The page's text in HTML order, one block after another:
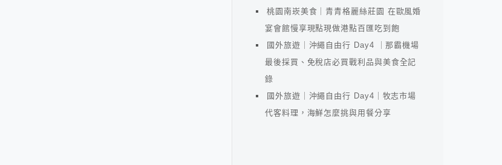
桃園南崁美食｜青青格麗絲莊園 在歐風婚
宴會館慢享現點現做港點百匯吃到飽
國外旅遊｜沖繩自由行 Day4 ｜那霸機場
最後採買、免稅店必買戰利品與美食全記
錄
國外旅遊｜沖繩自由行 Day4｜牧志市場
代客料理，海鮮怎麼挑與用餐分享